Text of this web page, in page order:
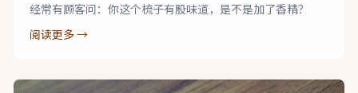
经常有顾客问：你这个梳子有股味道，是不是加了香精？
阅读更多 →